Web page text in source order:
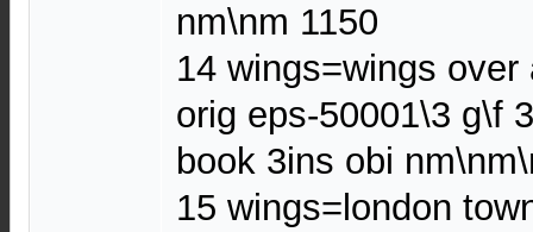
nm\nm 1150
14 wings=wings
orig eps-50001\3 g\f
book 3ins obi
15 wings=london